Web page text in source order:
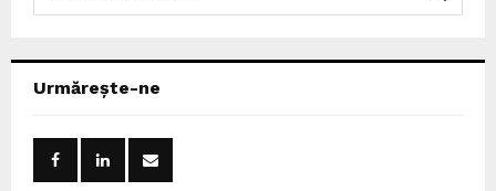
h
Urmărește-ne